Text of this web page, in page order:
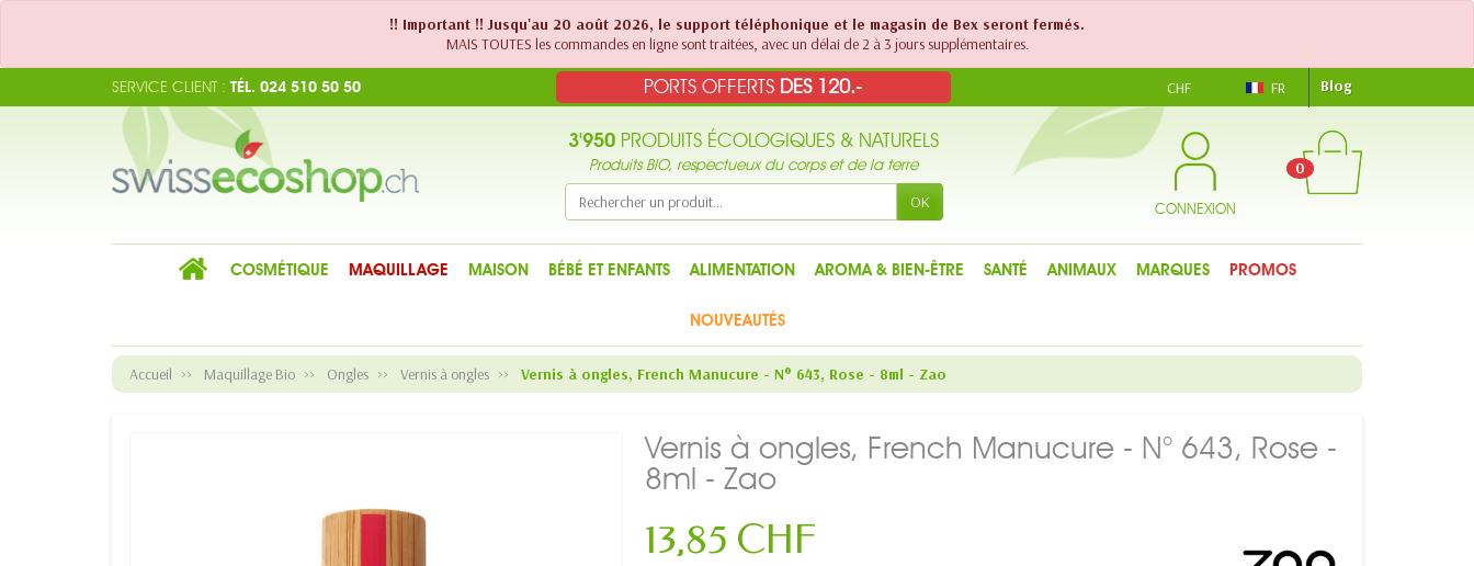
!! Important !! Jusqu'au 20 août 2026, le support téléphonique et le magasin de Bex seront fermés.
MAIS TOUTES les commandes en ligne sont traitées, avec un délai de 2 à 3 jours supplémentaires.
PORTS OFFERTS DES 120.-
SERVICE CLIENT : TÉL. 024 510 50 50 CHF FR Blog
3'950 PRODUITS ÉCOLOGIQUES & NATURELS
Produits BIO, respectueux du corps et de la terre
OK CONNEXION
0
COSMÉTIQUE MAQUILLAGE MAISON BÉBÉ ET ENFANTS ALIMENTATION AROMA & BIEN-ÊTRE SANTÉ ANIMAUX MARQUES PROMOS
NOUVEAUTÉS
Accueil Maquillage Bio Ongles Vernis à ongles Vernis à ongles, French Manucure - N° 643, Rose - 8ml - Zao
Vernis à ongles, French Manucure - N° 643, Rose -
8ml - Zao
13,85 CHF